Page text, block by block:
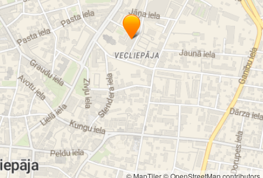
© MapTiler© OpenStreetMap contributors